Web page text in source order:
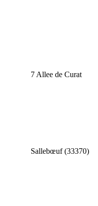
7 Allee de Curat
Sallebœuf (33370)